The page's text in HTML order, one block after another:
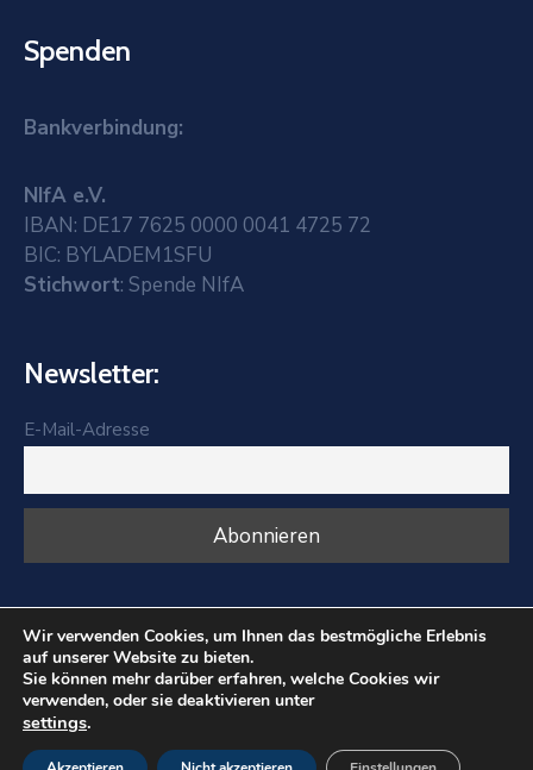
Spenden
Bankverbindung:
NIfA e.V.
IBAN: DE17 7625 0000 0041 4725 72
BIC: BYLADEM1SFU
Stichwort: Spende NIfA
Newsletter:
E-Mail-Adresse
NIfA Bayern - Nürnberger Initiative Für Afrika © 2025.
All Rights Reserved
Wir verwenden Cookies, um Ihnen das bestmögliche Erlebnis
auf unserer Website zu bieten.
Sie können mehr darüber erfahren, welche Cookies wir
verwenden, oder sie deaktivieren unter
settings.